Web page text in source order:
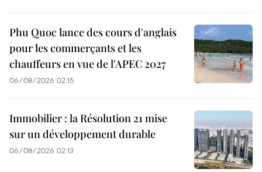
Phu Quoc lance des cours d'anglais
pour les commerçants et les
chauffeurs en vue de l'APEC 2027
06/08/2026 02:15
Immobilier : la Résolution 21 mise
sur un développement durable
06/08/2026 02:13